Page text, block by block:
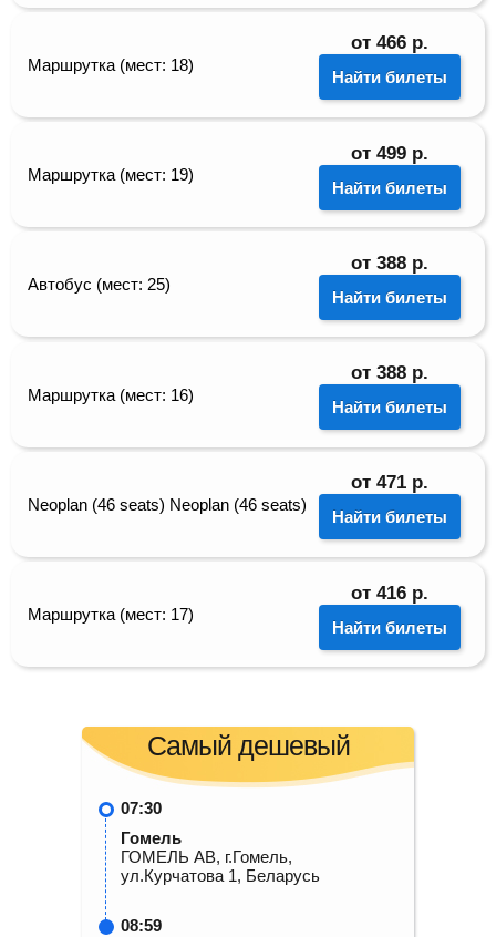
Маршрутка (мест: 18)
от 466 р.
Найти билеты
Маршрутка (мест: 19)
от 499 р.
Найти билеты
Автобус (мест: 25)
от 388 р.
Найти билеты
Маршрутка (мест: 16)
от 388 р.
Найти билеты
Neoplan (46 seats) Neoplan (46 seats)
от 471 р.
Найти билеты
Маршрутка (мест: 17)
от 416 р.
Найти билеты
Самый дешевый
07:30
Гомель
ГОМЕЛЬ АВ, г.Гомель,
ул.Курчатова 1, Беларусь
08:59